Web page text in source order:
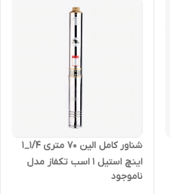
شناور کامل الین 70 متری 1/4_1
اینچ استیل 1 اسب تکفاز مدل
4SDM-4/10
ناموجود